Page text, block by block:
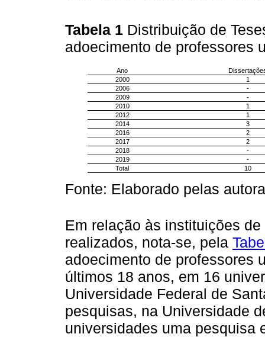
Tabela 1 Distribuição de
adoecimento de professores
Ano
2000
1
2006
-
2009
-
2010
1
2012
1
2014
3
2016
2
2017
2
2018
-
2019
-
Total
10
Fonte: Elaborado pelas
Em relação às instituições
realizados, nota-se, pela
adoecimento de professores
últimos 18 anos, em 16
Universidade Federal de
pesquisas, na Universidade
universidades uma pesquisa